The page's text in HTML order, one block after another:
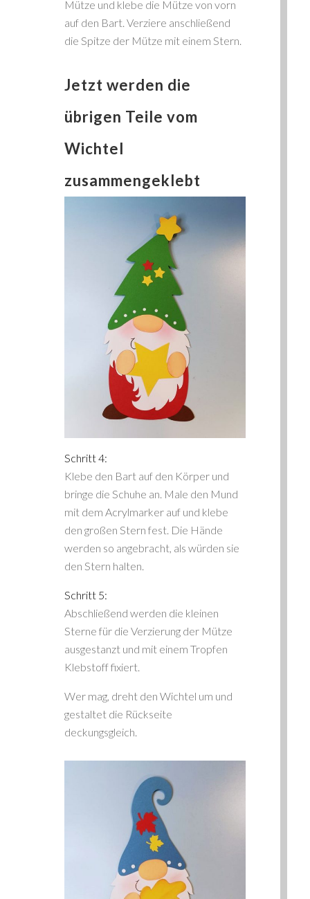
Mütze und klebe die Mütze von vorn
auf den Bart. Verziere anschließend
die Spitze der Mütze mit einem Stern.
Jetzt werden die
übrigen Teile vom
Wichtel
zusammengeklebt
Schritt 4:
Klebe den Bart auf den Körper und
bringe die Schuhe an. Male den Mund
mit dem Acrylmarker auf und klebe
den großen Stern fest. Die Hände
werden so angebracht, als würden sie
den Stern halten.
Schritt 5:
Abschließend werden die kleinen
Sterne für die Verzierung der Mütze
ausgestanzt und mit einem Tropfen
Klebstoff fixiert.
Wer mag, dreht den Wichtel um und
gestaltet die Rückseite
deckungsgleich.